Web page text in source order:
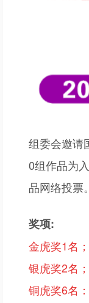
组委会邀请
0组作品为
品网络投票。
奖项:
金虎奖1名
银虎奖2名
铜虎奖6名